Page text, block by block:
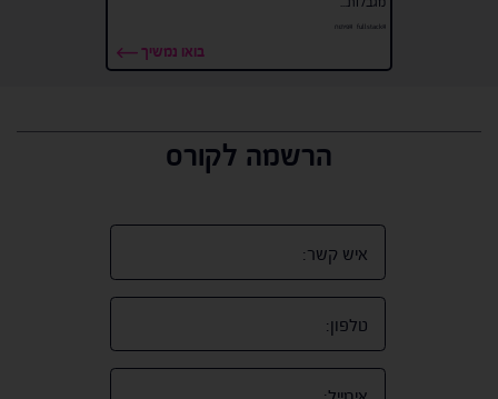
#fullstack #פיתוח
בואו נמשיך
הרשמה לקורס